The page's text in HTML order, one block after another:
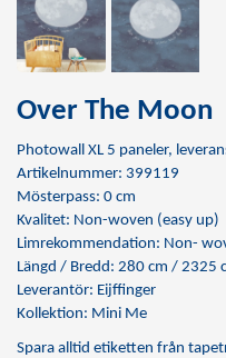
Over The Moon
Photowall XL 5 paneler,
Artikelnummer: 399119
Mösterpass: 0 cm
Kvalitet: Non-woven (easy up)
Limrekommendation: Non-
Längd / Bredd: 280 cm / 2325
Leverantör: Eijffinger
Kollektion: Mini Me
Spara alltid etiketten från